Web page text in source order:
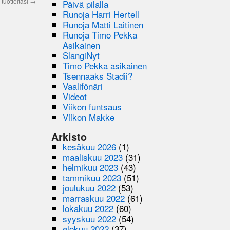
Päivä pilalla
Runoja Harri Hertell
Runoja Matti Laitinen
Runoja Timo Pekka
Asikainen
SlangiNyt
Timo Pekka asikainen
Tsennaaks Stadii?
Vaalifönäri
Videot
Viikon funtsaus
Viikon Makke
Arkisto
kesäkuu 2026 (1)
maaliskuu 2023 (31)
helmikuu 2023 (43)
tammikuu 2023(51)
joulukuu 2022 (53)
marraskuu 2022 (61)
lokakuu 2022 (60)
syyskuu 2022(54)